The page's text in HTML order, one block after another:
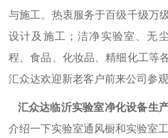
与施工。热衷服务于百级千级万
设计及施工；洁净实验室、无
程、食品、化妆品、精细化工等
汇众达欢迎新老客户前来公司参
汇众达临沂实验室净化设备生
介绍一下实验室通风橱和实验室工